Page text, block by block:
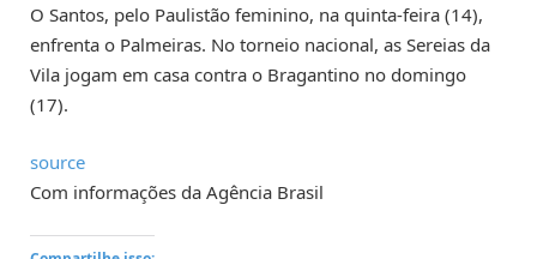
O Santos, pelo Paulistão feminino, na quinta-feira (14),
enfrenta o Palmeiras. No torneio nacional, as Sereias da
Vila jogam em casa contra o Bragantino no domingo
(17).
source
Com informações da Agência Brasil